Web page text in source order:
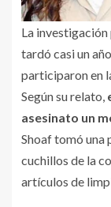
La
tardó casi un
participaron en
Según su relato,
asesinato un
Shoaf tomó una
cuchillos de la
artículos de